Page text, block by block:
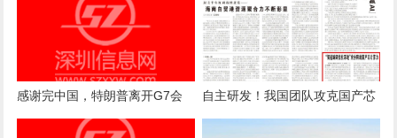
感谢完中国，特朗普离开G7会
场，王毅已挂掉电话，伊朗送中
自主研发！我国团队攻克国产芯
片这一关键难题